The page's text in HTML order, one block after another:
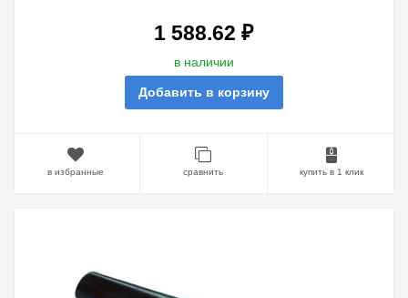
КРЫШКОЙ IP54, 16A
1 588.62 ₽
в наличии
Добавить в корзину
в избранные сравнить купить в 1 клик